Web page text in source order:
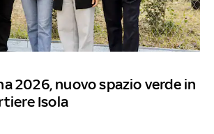
2026, nuovo spazio verde in
Isola